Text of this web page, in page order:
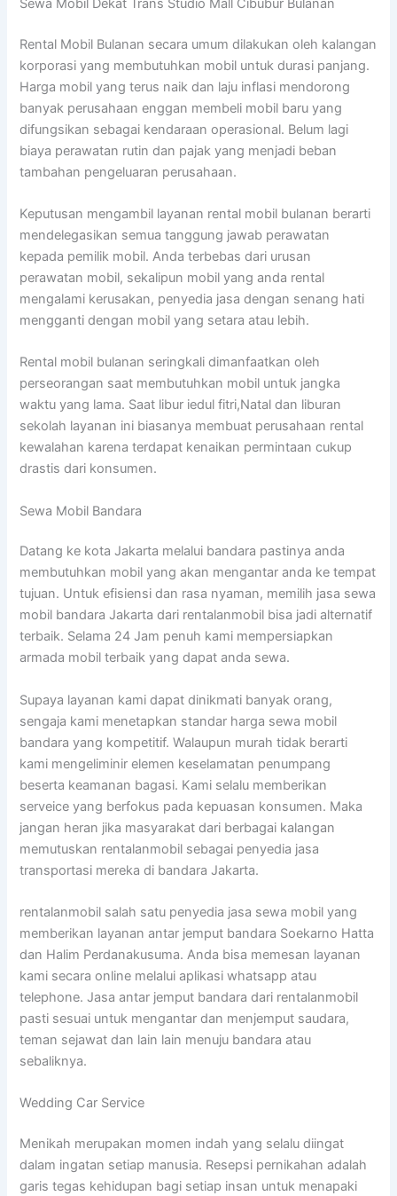
Sewa Mobil Dekat Trans Studio Mall Cibubur Bulanan
Rental Mobil Bulanan secara umum dilakukan oleh kalangan
korporasi yang membutuhkan mobil untuk durasi panjang.
Harga mobil yang terus naik dan laju inflasi mendorong
banyak perusahaan enggan membeli mobil baru yang
difungsikan sebagai kendaraan operasional. Belum lagi
biaya perawatan rutin dan pajak yang menjadi beban
tambahan pengeluaran perusahaan.
Keputusan mengambil layanan rental mobil bulanan berarti
mendelegasikan semua tanggung jawab perawatan
kepada pemilik mobil. Anda terbebas dari urusan
perawatan mobil, sekalipun mobil yang anda rental
mengalami kerusakan, penyedia jasa dengan senang hati
mengganti dengan mobil yang setara atau lebih.
Rental mobil bulanan seringkali dimanfaatkan oleh
perseorangan saat membutuhkan mobil untuk jangka
waktu yang lama. Saat libur iedul fitri,Natal dan liburan
sekolah layanan ini biasanya membuat perusahaan rental
kewalahan karena terdapat kenaikan permintaan cukup
drastis dari konsumen.
Sewa Mobil Bandara
Datang ke kota Jakarta melalui bandara pastinya anda
membutuhkan mobil yang akan mengantar anda ke tempat
tujuan. Untuk efisiensi dan rasa nyaman, memilih jasa sewa
mobil bandara Jakarta dari rentalanmobil bisa jadi alternatif
terbaik. Selama 24 Jam penuh kami mempersiapkan
armada mobil terbaik yang dapat anda sewa.
Supaya layanan kami dapat dinikmati banyak orang,
sengaja kami menetapkan standar harga sewa mobil
bandara yang kompetitif. Walaupun murah tidak berarti
kami mengeliminir elemen keselamatan penumpang
beserta keamanan bagasi. Kami selalu memberikan
serveice yang berfokus pada kepuasan konsumen. Maka
jangan heran jika masyarakat dari berbagai kalangan
memutuskan rentalanmobil sebagai penyedia jasa
transportasi mereka di bandara Jakarta.
rentalanmobil salah satu penyedia jasa sewa mobil yang
memberikan layanan antar jemput bandara Soekarno Hatta
dan Halim Perdanakusuma. Anda bisa memesan layanan
kami secara online melalui aplikasi whatsapp atau
telephone. Jasa antar jemput bandara dari rentalanmobil
pasti sesuai untuk mengantar dan menjemput saudara,
teman sejawat dan lain lain menuju bandara atau
sebaliknya.
Wedding Car Service
Menikah merupakan momen indah yang selalu diingat
dalam ingatan setiap manusia. Resepsi pernikahan adalah
garis tegas kehidupan bagi setiap insan untuk menapaki